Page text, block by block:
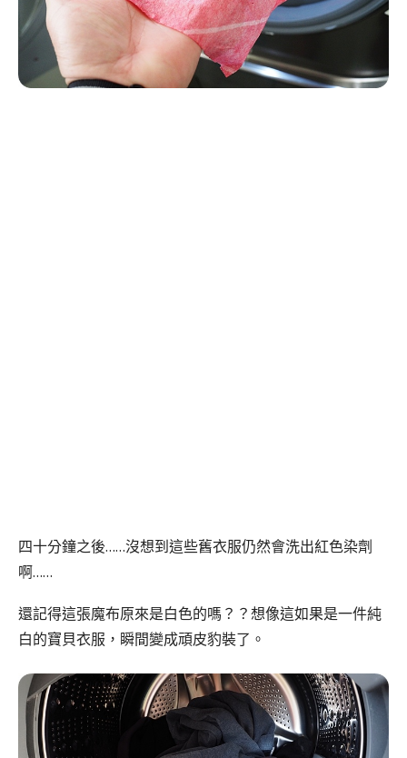
四十分鐘之後……沒想到這些舊衣服仍然會洗出紅色染劑
啊……
還記得這張魔布原來是白色的嗎？？想像這如果是一件純
白的寶貝衣服，瞬間變成頑皮豹裝了。